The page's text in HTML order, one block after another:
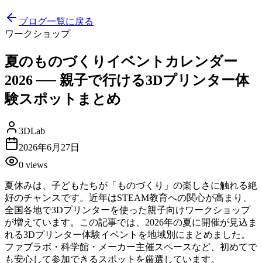
ブログ一覧に戻る
ワークショップ
夏のものづくりイベントカレンダー
2026 ── 親子で行ける3Dプリンター体
験スポットまとめ
3DLab
2026年6月27日
0 views
夏休みは、子どもたちが「ものづくり」の楽しさに触れる絶
好のチャンスです。近年はSTEAM教育への関心が高まり、
全国各地で3Dプリンターを使った親子向けワークショップ
が増えています。この記事では、2026年の夏に開催が見込ま
れる3Dプリンター体験イベントを地域別にまとめました。
ファブラボ・科学館・メーカー主催スペースなど、初めてで
も安心して参加できるスポットを厳選しています。